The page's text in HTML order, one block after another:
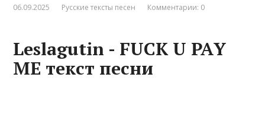
06.09.2025 Русские тексты песен Комментарии: 0
Lеslаgutin - FUСК U РАY
МЕ текст песни